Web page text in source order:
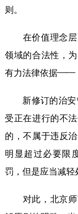
则。
在价值理念层
领域的合法性，
有力法律依据——
新修订的治安
受正在进行的不
的，不属于违反
明显超过必要限
罚，但是应当减轻
对此，北京师